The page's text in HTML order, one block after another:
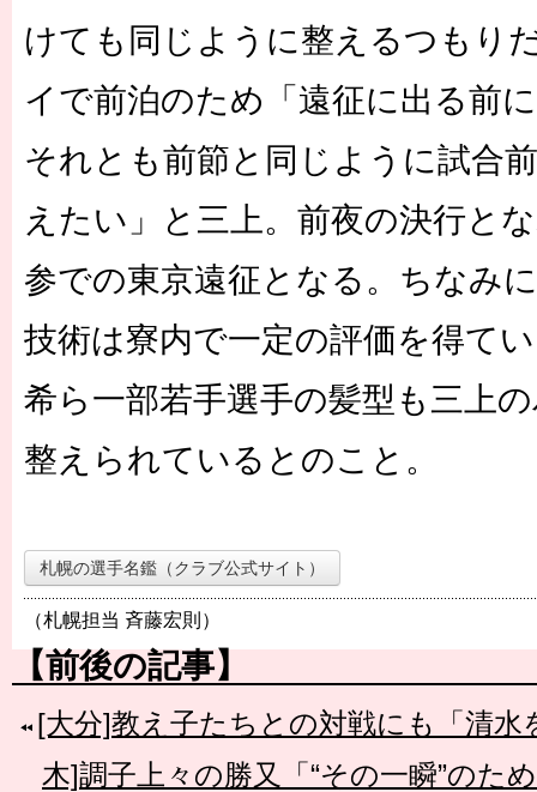
けても同じように整えるつもり
イで前泊のため「遠征に出る前
それとも前節と同じように試合
えたい」と三上。前夜の決行と
参での東京遠征となる。ちなみ
技術は寮内で一定の評価を得て
希ら一部若手選手の髪型も三上
整えられているとのこと。
札幌の選手名鑑（クラブ公式サイト）
（札幌担当 斉藤宏則）
【前後の記事】
[大分]教え子たちとの対戦にも「清水
木]調子上々の勝又「“その一瞬”のた